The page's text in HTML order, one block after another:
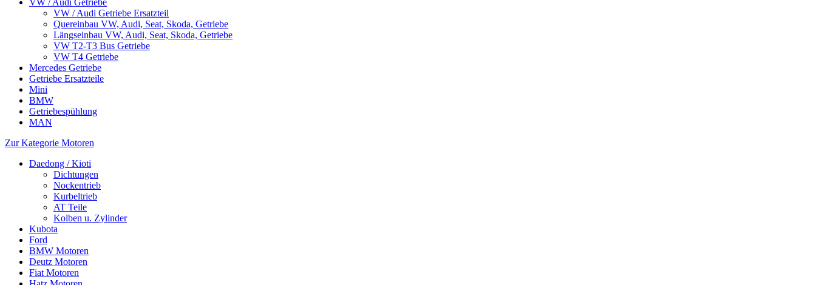
VW / Audi Getriebe
VW / Audi Getriebe Ersatzteil
Quereinbau VW, Audi, Seat, Skoda, Getriebe
Längseinbau VW, Audi, Seat, Skoda, Getriebe
VW T2-T3 Bus Getriebe
VW T4 Getriebe
Mercedes Getriebe
Getriebe Ersatzteile
Mini
BMW
Getriebespühlung
MAN
Zur Kategorie Motoren
Daedong / Kioti
Dichtungen
Nockentrieb
Kurbeltrieb
AT Teile
Kolben u. Zylinder
Kubota
Ford
BMW Motoren
Deutz Motoren
Fiat Motoren